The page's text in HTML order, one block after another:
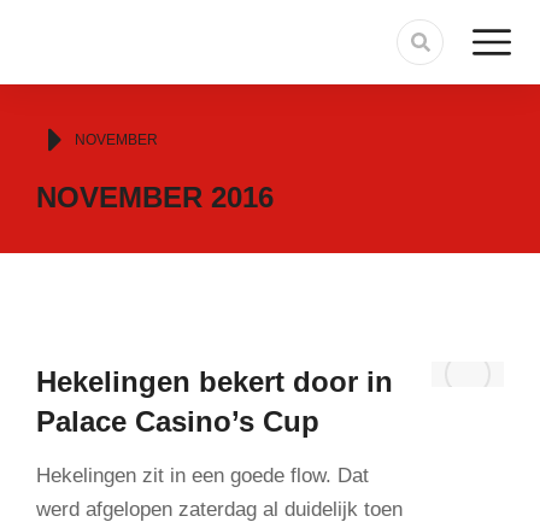
Je bent hier:
NOVEMBER
NOVEMBER 2016
Hekelingen bekert door in
Palace Casino’s Cup
Hekelingen zit in een goede flow. Dat
werd afgelopen zaterdag al duidelijk toen